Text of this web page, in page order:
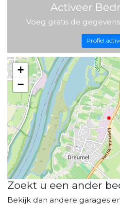
Activeer
Voeg gratis de
Profiel
+
−
Zoekt u een ander
Bekijk dan andere garages